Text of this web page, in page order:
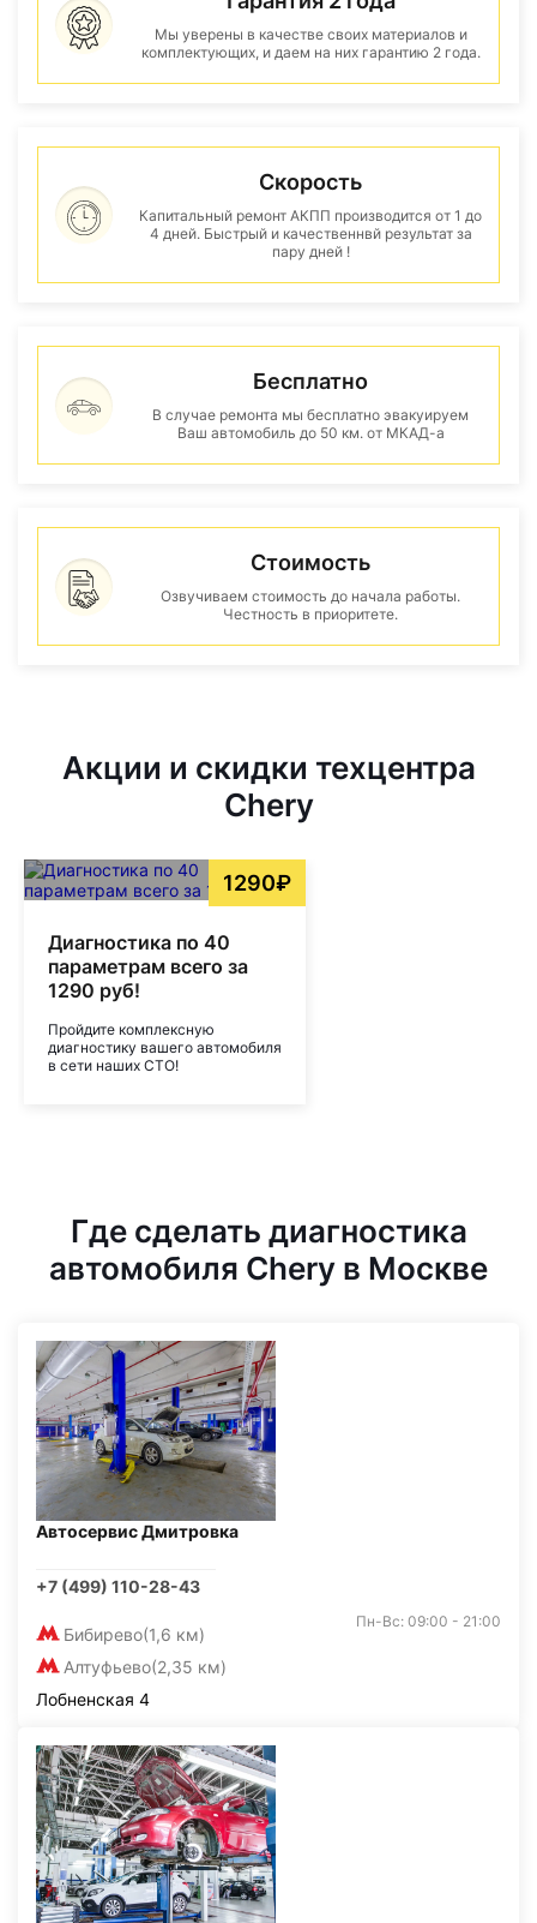
Мы уверены в качестве своих материалов и
комплектующих, и даем на них гарантию 2 года.
Скорость
Капитальный ремонт АКПП производится от 1 до
4 дней. Быстрый и качественнвй результат за
пару дней !
Бесплатно
В случае ремонта мы бесплатно эвакуируем
Ваш автомобиль до 50 км. от МКАД-а
Стоимость
Озвучиваем стоимость до начала работы.
Честность в приоритете.
Акции и скидки техцентра
Chery
1290₽
Диагностика по 40
параметрам всего за
1290 руб!
Пройдите комплексную
диагностику вашего автомобиля
в сети наших СТО!
Где сделать диагностика
автомобиля Chery в Москве
Автосервис Дмитровка
+7 (499) 110-28-43
Бибирево(1,6 км)
Алтуфьево(2,35 км)
Пн-Вс: 09:00 - 21:00
Лобненская 4